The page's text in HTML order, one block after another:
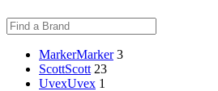
MarkerMarker 3
ScottScott 23
UvexUvex 1